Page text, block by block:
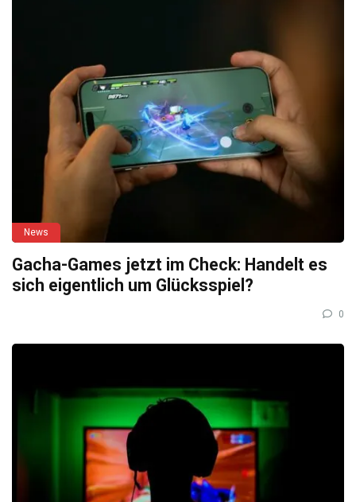
News
Gacha-Games jetzt im Check: Handelt es
sich eigentlich um Glücksspiel?
0